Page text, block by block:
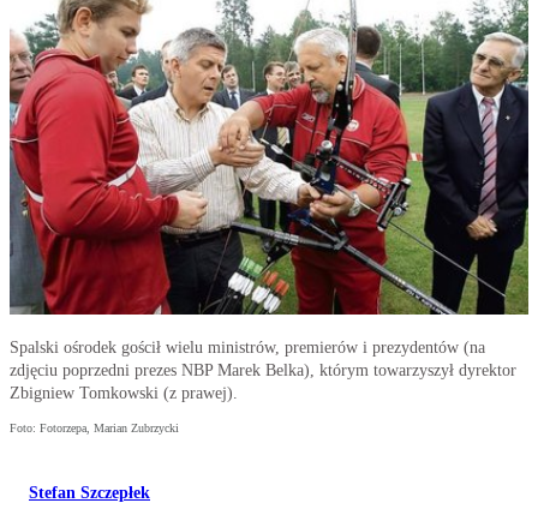
Spalski ośrodek gościł wielu ministrów, premierów i prezydentów (na
zdjęciu poprzedni prezes NBP Marek Belka), którym towarzyszył dyrektor
Zbigniew Tomkowski (z prawej).
Foto: Fotorzepa, Marian Zubrzycki
Stefan Szczepłek